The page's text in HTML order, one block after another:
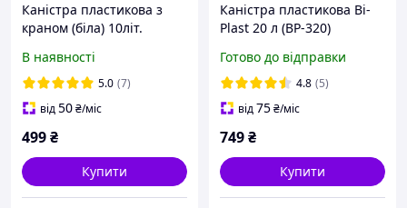
Каністра пластикова з
краном (біла) 10літ.
В наявності
5.0 (7)
від50₴/міс
499₴
Купити
Каністра пластикова Bi-
Plast 20 л (BP-320)
Готово до відправки
4.8 (5)
від75₴/міс
749₴
Купити